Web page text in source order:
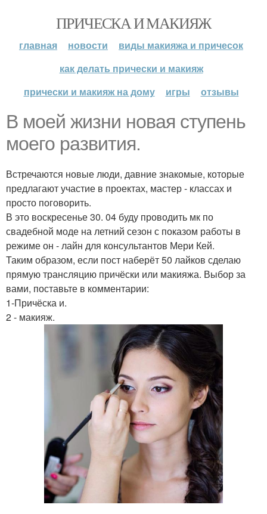
ПРИЧЕСКА И МАКИЯЖ
главная новости
виды макияжа и причесок
как делать прически и макияж
прически и макияж на дому
игры отзывы
В моей жизни новая ступень
моего развития.
Встречаются новые люди, давние знакомые, которые
предлагают участие в проектах, мастер - классах и
просто поговорить.
В это воскресенье 30. 04 буду проводить мк по
свадебной моде на летний сезон с показом работы в
режиме он - лайн для консультантов Мери Кей.
Таким образом, если пост наберёт 50 лайков сделаю
прямую трансляцию причёски или макияжа. Выбор за
вами, поставьте в комментарии:
1-Причёска и.
2 - макияж.